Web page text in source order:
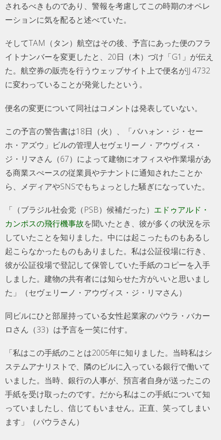
されるべきものであり、警報を考慮してこの時期のオペレ
ーションに気を配ると述べていた。
そしてTAM（タン）航空はその後、予言にあった便のフラ
イトナンバーを変更したと、20日（木）づけ「G1」が伝え
た。航空券の販売を行うウェッブサイト上で便名がJJ 4732
に変わっていることが発覚したという。
便名の変更について同社はコメントは発表していない。
この予言の警告書は18日（火）、「バハォン・ジ・セー
ホ・アズウ」ビルの管理人セヴェリーノ・アウヴィス・
ジ・リマさん（67）によって建物にオフィスや作業場があ
る商業スぺースの従業員やテナントに通知されたことか
ら、メディアやSNSでもちょっとした騒ぎになっていた。
「（ブラジル社会党（PSB）候補だった） エドゥアルド・
カンポスの飛行機事故を聞いたとき、彼が多くの状況を示
していたことを知りました。中には起こったものもあるし
起こらなかったものもありました。私は公証役場に行き、
彼が公証役場で登記して保管していた手紙のコピーを入手
しました。建物の共有者には知らせた方がいいと思いまし
た」（セヴェリーノ・アウヴィス・ジ・リマさん）
同ビルにひと部屋持っている女性起業家のパウラ・バカー
ロさん（33）は予言を一笑に付す。
「私はこの手紙のことは2005年に知りました。当時私はシ
ステムアナリストで、隣のビルに入っている銀行で働いて
いました。当時、銀行の人事が、預言者自身が送ったこの
手紙を受け取ったのです。だから私はこの手紙について知
っていましたし、信じてもいません。正直、笑ってしまい
ます」（パウラさん）